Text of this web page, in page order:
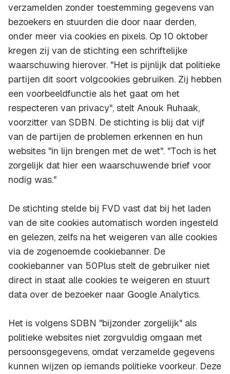
verzamelden zonder toestemming gegevens van
bezoekers en stuurden die door naar derden,
onder meer via cookies en pixels. Op 10 oktober
kregen zij van de stichting een schriftelijke
waarschuwing hierover. "Het is pijnlijk dat politieke
partijen dit soort volgcookies gebruiken. Zij hebben
een voorbeeldfunctie als het gaat om het
respecteren van privacy", stelt Anouk Ruhaak,
voorzitter van SDBN. De stichting is blij dat vijf
van de partijen de problemen erkennen en hun
websites "in lijn brengen met de wet". "Toch is het
zorgelijk dat hier een waarschuwende brief voor
nodig was."
De stichting stelde bij FVD vast dat bij het laden
van de site cookies automatisch worden ingesteld
en gelezen, zelfs na het weigeren van alle cookies
via de zogenoemde cookiebanner. De
cookiebanner van 50Plus stelt de gebruiker niet
direct in staat alle cookies te weigeren en stuurt
data over de bezoeker naar Google Analytics.
Het is volgens SDBN "bijzonder zorgelijk" als
politieke websites niet zorgvuldig omgaan met
persoonsgegevens, omdat verzamelde gegevens
kunnen wijzen op iemands politieke voorkeur. Deze